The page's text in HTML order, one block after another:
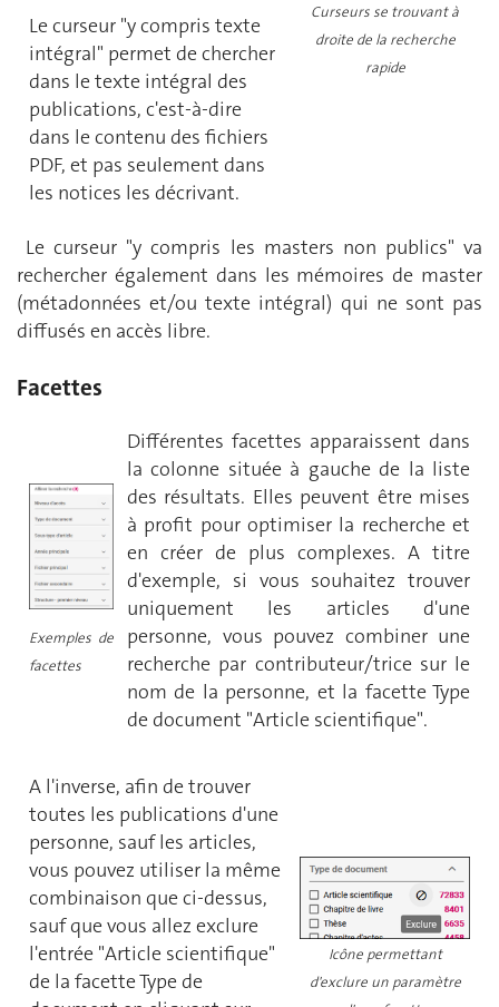
Le curseur "y compris texte
intégral" permet de chercher
dans le texte intégral des
publications, c'est-à-dire
dans le contenu des fichiers
PDF, et pas seulement dans
les notices les décrivant.
Curseurs se trouvant à
droite de la recherche
rapide
Le curseur "y compris les masters non publics" va
rechercher également dans les mémoires de master
(métadonnées et/ou texte intégral) qui ne sont pas
diffusés en accès libre.
Facettes
Exemples de
facettes
Différentes facettes apparaissent dans
la colonne située à gauche de la liste
des résultats. Elles peuvent être mises
à profit pour optimiser la recherche et
en créer de plus complexes. A titre
d'exemple, si vous souhaitez trouver
uniquement les articles d'une
personne, vous pouvez combiner une
recherche par contributeur/trice sur le
nom de la personne, et la facette Type
de document "Article scientifique".
A l'inverse, afin de trouver
toutes les publications d'une
personne, sauf les articles,
vous pouvez utiliser la même
combinaison que ci-dessus,
sauf que vous allez exclure
l'entrée "Article scientifique"
de la facette Type de
Icône permettant
d'exclure un paramètre